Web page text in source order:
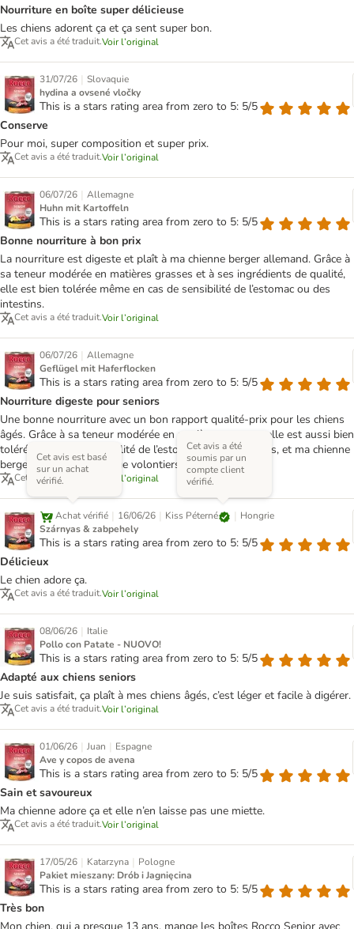
Nourriture en boîte super délicieuse
Les chiens adorent ça et ça sent super bon.
Cet avis a été traduit.Voir l’original
31/07/26 | Slovaquie
hydina a ovsené vločky
This is a stars rating area from zero to 5: 5/5
Conserve
Pour moi, super composition et super prix.
Cet avis a été traduit.Voir l’original
06/07/26 | Allemagne
Huhn mit Kartoffeln
This is a stars rating area from zero to 5: 5/5
Bonne nourriture à bon prix
La nourriture est digeste et plaît à ma chienne berger allemand. Grâce à
sa teneur modérée en matières grasses et à ses ingrédients de qualité,
elle est bien tolérée même en cas de sensibilité de l’estomac ou des
intestins.
Cet avis a été traduit.Voir l’original
06/07/26 | Allemagne
Geflügel mit Haferflocken
This is a stars rating area from zero to 5: 5/5
Nourriture digeste pour seniors
Une bonne nourriture avec un bon rapport qualité-prix pour les chiens
âgés. Grâce à sa teneur modérée en matières grasses, elle est aussi bien
tolérée en cas de sensibilité de l’estomac et des intestins, et ma chienne
berger allemand la mange volontiers.
Cet avis a été traduit. Voir l’original
Achat vérifié
Cet avis est basé
sur un achat
vérifié.
| 16/06/26 | Kiss Péterné
Cet avis a été
soumis par un
compte client
vérifié.
| Hongrie
Szárnyas & zabpehely
This is a stars rating area from zero to 5: 5/5
Délicieux
Le chien adore ça.
Cet avis a été traduit.Voir l’original
08/06/26 | Italie
Pollo con Patate - NUOVO!
This is a stars rating area from zero to 5: 5/5
Adapté aux chiens seniors
Je suis satisfait, ça plaît à mes chiens âgés, c’est léger et facile à digérer.
Cet avis a été traduit.Voir l’original
01/06/26 | Juan | Espagne
Ave y copos de avena
This is a stars rating area from zero to 5: 5/5
Sain et savoureux
Ma chienne adore ça et elle n’en laisse pas une miette.
Cet avis a été traduit.Voir l’original
17/05/26 | Katarzyna | Pologne
Pakiet mieszany: Drób i Jagnięcina
This is a stars rating area from zero to 5: 5/5
Très bon